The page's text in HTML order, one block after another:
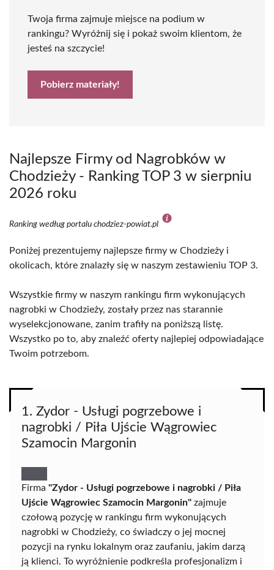
Twoja firma zajmuje miejsce na podium w
rankingu? Wyróżnij się i pokaż swoim klientom, że
jesteś na szczycie!
Pobierz materiały!
Najlepsze Firmy od Nagrobków w
Chodzieży - Ranking TOP 3 w sierpniu
2026 roku
Ranking według portalu chodziez-powiat.pl
Poniżej prezentujemy najlepsze firmy w Chodzieży i
okolicach, które znalazły się w naszym zestawieniu TOP 3.
Wszystkie firmy w naszym rankingu firm wykonujących
nagrobki w Chodzieży, zostały przez nas starannie
wyselekcjonowane, zanim trafiły na poniższą listę.
Wszystko po to, aby znaleźć oferty najlepiej odpowiadające
Twoim potrzebom.
1. Zydor - Usługi pogrzebowe i
nagrobki / Piła Ujście Wągrowiec
Szamocin Margonin
Firma "Zydor - Usługi pogrzebowe i nagrobki / Piła
Ujście Wągrowiec Szamocin Margonin" zajmuje
czołową pozycję w rankingu firm wykonujących
nagrobki w Chodzieży, co świadczy o jej mocnej
pozycji na rynku lokalnym oraz zaufaniu, jakim darzą
ją klienci. To wyróżnienie podkreśla profesjonalizm i